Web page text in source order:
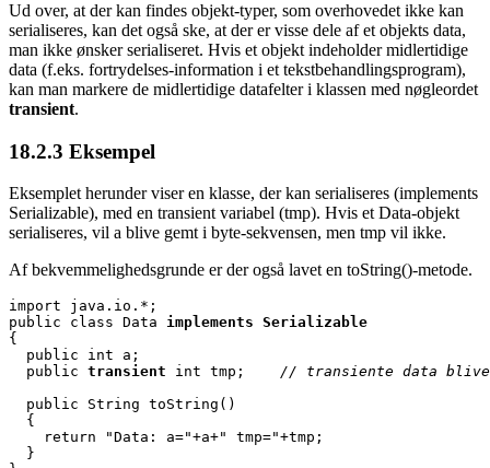
Ud over, at der kan findes objekt-typer, som overhovedet ikke kan
serialiseres, kan det også ske, at der er visse dele af et objekts data,
man ikke ønsker serialiseret. Hvis et objekt indeholder midlertidige
data (f.eks. fortrydelses-information i et tekstbehandlingsprogram),
kan man markere de midlertidige datafelter i klassen med nøgleordet
transient.
18.2.3 Eksempel
Eksemplet herunder viser en klasse, der kan serialiseres (implements
Serializable), med en transient variabel (tmp). Hvis et Data-objekt
serialiseres, vil a blive gemt i byte-sekvensen, men tmp vil ikke.
Af bekvemmelighedsgrunde er der også lavet en toString()-metode.
import java.io.*;
public class Data implements Serializable
{
  public int a;
  public
transient int tmp; // transiente data
  public String toString()
  {
    return "Data: a="+a+" tmp="+tmp;
  }